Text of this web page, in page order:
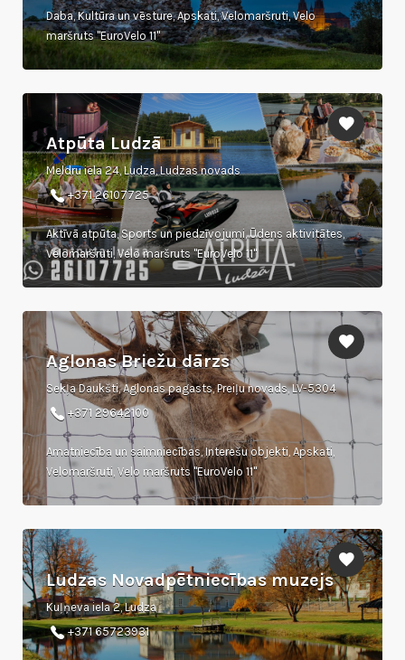
Daba, Kultūra un vēsture, Apskati, Velomaršruti, Velo
maršruts "EuroVelo 11"
Atpūta Ludzā
Meldru iela 24, Ludza, Ludzas novads
+371 26107725
Aktīvā atpūta, Sports un piedzīvojumi, Ūdens aktivitātes,
Velomaršruti, Velo maršruts "EuroVelo 11"
Aglonas Briežu dārzs
Sekļa Daukšti, Aglonas pagasts, Preiļu novads, LV-5304
+371 29642100
Amatniecība un saimniecības, Interešu objekti, Apskati,
Velomaršruti, Velo maršruts "EuroVelo 11"
Ludzas Novadpētniecības muzejs
Kuļņeva iela 2, Ludza
+371 65723931